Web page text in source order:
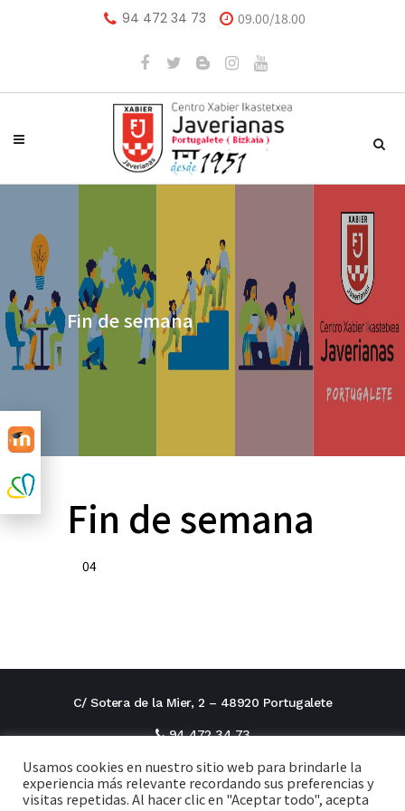
94 472 34 73 09.00/18.00
Fin de semana
Fin de semana
04
C/ Sotera de la Mier, 2 – 48920 Portugalete
94 472 34 73
direcciontitular@cxi.fjaverianas.com
secretaria@cxi.fjaverianas.com
Usamos cookies en nuestro sitio web para brindarle la
experiencia más relevante recordando sus preferencias y
visitas repetidas. Al hacer clic en "Aceptar todo", acepta